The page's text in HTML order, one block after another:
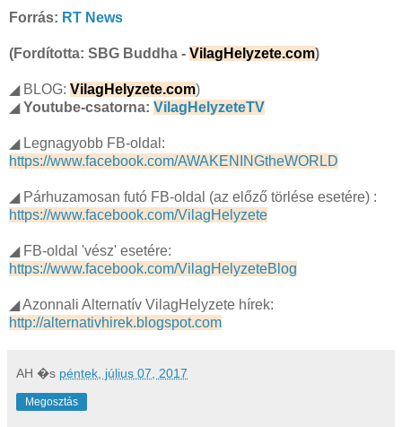
Forrás: RT News
(Fordította: SBG Buddha - VilagHelyzete.com)
◢ BLOG: VilagHelyzete.com)
◢Youtube-csatorna: VilagHelyzeteTV
◢ Legnagyobb FB-oldal:
https://www.facebook.com/AWAKENINGtheWORLD
◢ Párhuzamosan futó FB-oldal (az előző törlése esetére) :
https://www.facebook.com/VilagHelyzete
◢ FB-oldal 'vész' esetére:
https://www.facebook.com/VilagHelyzeteBlog
◢ Azonnali Alternatív VilagHelyzete hírek:
http://alternativhirek.blogspot.com
AH �s péntek, július 07, 2017
Megosztás